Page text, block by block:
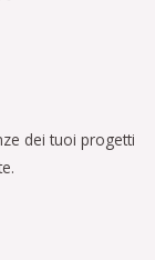
dei tuoi progetti